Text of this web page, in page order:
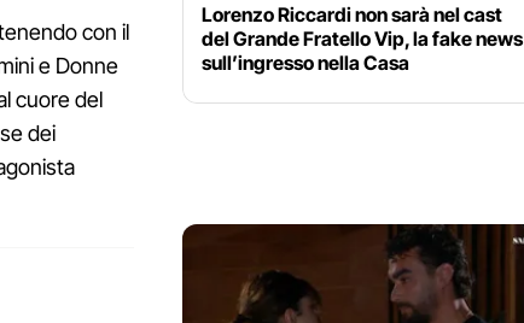
con il
e Donne
cuore del
dei
Lorenzo Riccardi non sarà nel cast
del Grande Fratello Vip, la fake news
sull’ingresso nella Casa